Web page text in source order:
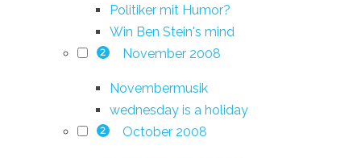
Politiker mit Humor?
Win Ben Stein's mind
2 November 2008
Novembermusik
wednesday is a holiday
2 October 2008